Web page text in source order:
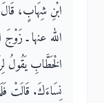
ابْنِ شِهَابٍ،
الله عنها ـ
الْخَطَّابِ يَقُولُ
نِسَاءَكَ‏.‏ قَالَتْ